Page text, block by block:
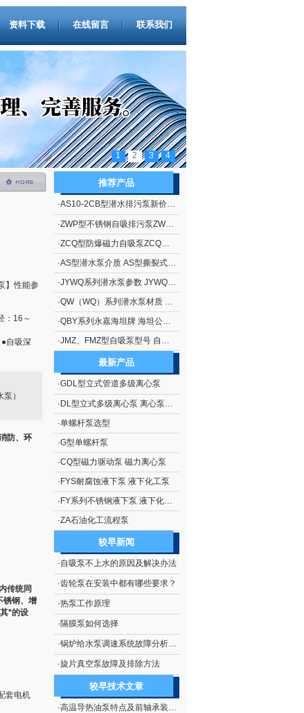
资料下载 在线留言 联系我们
1 2 3 4
】性能参
：16～
自吸深
）
防、环
传统同
锈钢、增
*的设
套电机
推荐产品
·AS10-2CB型潜水排污泵新价格 撕裂式潜水排污泵AS型 立式排污泵
·ZWP型不锈钢自吸排污泵ZWP型（自吸污水泵）
·ZCQ型防爆磁力自吸泵ZCQ型自吸泵
·AS型潜水泵介质 AS型撕裂式潜水泵
·JYWQ系列潜水泵参数 JYWQ系列自动搅匀潜水泵
·QW（WQ）系列潜水泵材质 QW（WQ）系列无堵塞潜水排污泵
·QBY系列永嘉海坦牌 海坦公司生产 隔膜泵系列 QBY系列铝合金气动隔膜泵
·JMZ、FMZ型自吸泵型号 自吸泵概述 JMZ、FMZ型不锈钢移动式自吸泵
最新产品
·GDL型立式管道多级离心泵
· DL型立式多级离心泵 离心泵生产
·单螺杆泵选型
·G型单螺杆泵
·CQ型磁力驱动泵 磁力离心泵
· FYS耐腐蚀液下泵 液下化工泵
· FY系列不锈钢液下泵 液下化工泵
·ZA石油化工流程泵
较早新闻
·自吸泵不上水的原因及解决办法
·齿轮泵在安装中都有哪些要求？
·热泵工作原理
·隔膜泵如何选择
·锅炉给水泵调速系统故障分析及处理技术
·旋片真空泵故障及排除方法
较早技术文章
·高温导热油泵特点及前轴承装配示意图：